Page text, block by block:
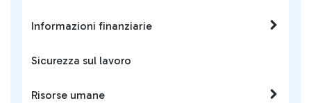
Informazioni finanziarie
Sicurezza sul lavoro
Risorse umane
Roma Fiumicino - Milano